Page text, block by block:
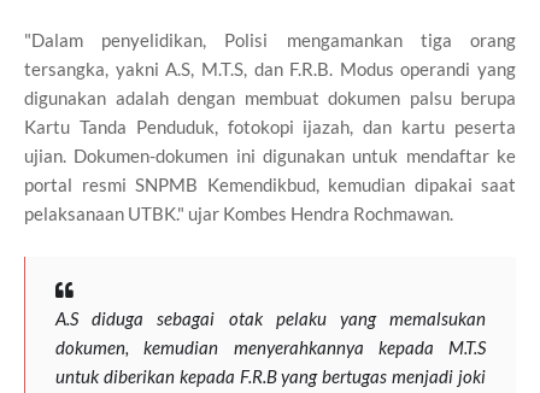
"Dalam penyelidikan, Polisi mengamankan tiga orang
tersangka, yakni A.S, M.T.S, dan F.R.B. Modus operandi yang
digunakan adalah dengan membuat dokumen palsu berupa
Kartu Tanda Penduduk, fotokopi ijazah, dan kartu peserta
ujian. Dokumen-dokumen ini digunakan untuk mendaftar ke
portal resmi SNPMB Kemendikbud, kemudian dipakai saat
pelaksanaan UTBK." ujar Kombes Hendra Rochmawan.
A.S diduga sebagai otak pelaku yang memalsukan
dokumen, kemudian menyerahkannya kepada M.T.S
untuk diberikan kepada F.R.B yang bertugas menjadi joki